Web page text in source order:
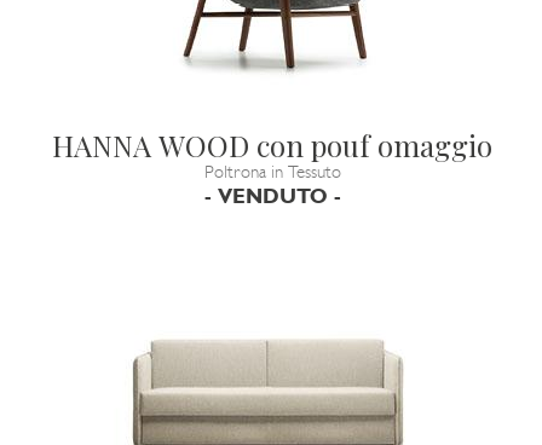
HANNA WOOD con pouf omaggio
Poltrona in Tessuto
- VENDUTO -